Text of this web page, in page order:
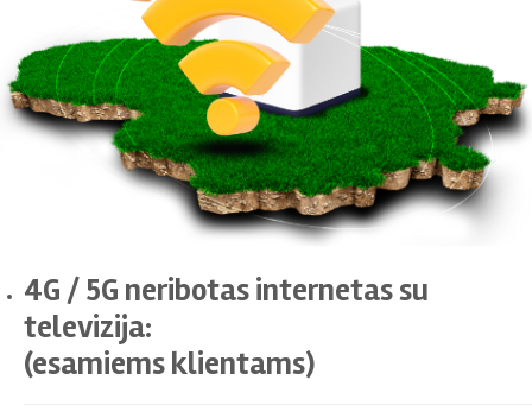
4G / 5G neribotas internetas su
televizija:
(esamiems klientams)